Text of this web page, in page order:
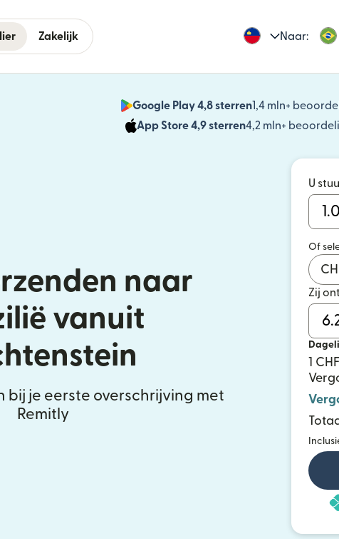
Zakelijk Naar:
Google Play 4,8 sterren1,4 mln+
App Store 4,9 sterren4,2 mln+
naar
vanuit
bij je eerste overschrijving met
Remitly
U
Of
Zij
1